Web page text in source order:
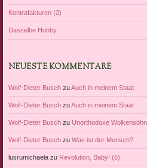
Kontrafakturen (2)
Dasselbe Hobby
NEUESTE KOMMENTARE
Wolf-Dieter BuschzuAuch in meinem Staat
Wolf-Dieter BuschzuAuch in meinem Staat
Wolf-Dieter Buschzu Unorthodoxe
Wolf-Dieter Buschzu Was ist der Mensch?
lusrumichaelazu Revolution, Baby! (6)